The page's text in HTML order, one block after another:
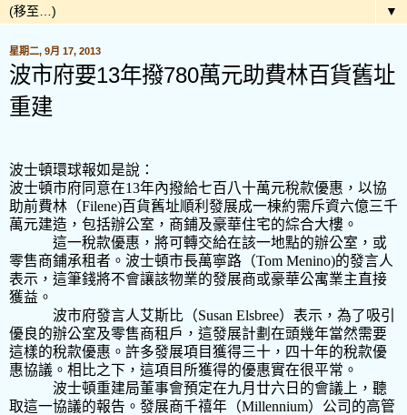
▼
星期二, 9月 17, 2013
波市府要13年撥780萬元助費林百貨舊址
重建
波士頓環球報如是說：
波士頓市府同意在13年內撥給七百八十萬元稅款優惠，以協
助前費林（Filene)百貨舊址順利發展成一棟約需斥資六億三千
萬元建造，包括辦公室，商鋪及豪華住宅的綜合大樓。
這一稅款優惠，將可轉交給在該一地點的辦公室，或
零售商鋪承租者。波士頓市長萬寧路（Tom Menino)的發言人
表示，這筆錢將不會讓該物業的發展商或豪華公寓業主直接
獲益。
波市府發言人艾斯比（Susan Elsbree）表示，為了吸引
優良的辦公室及零售商租戶，這發展計劃在頭幾年當然需要
這樣的稅款優惠。許多發展項目獲得三十，四十年的稅款優
惠協議。相比之下，這項目所獲得的優惠實在很平常。
波士頓重建局董事會預定在九月廿六日的會議上，聽
取這一協議的報告。發展商千禧年（Millennium）公司的高管